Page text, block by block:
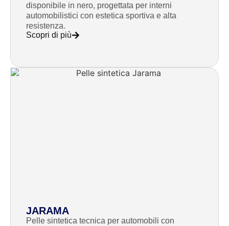
disponibile in nero, progettata per interni
automobilistici con estetica sportiva e alta
resistenza.
Scopri di più
JARAMA
Pelle sintetica tecnica per automobili con